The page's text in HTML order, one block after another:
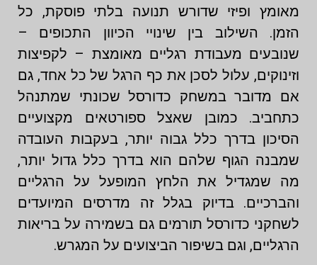
מאומץ ופיזי שדורש תנועה בלתי פוסקת, כל
הזמן. השילוב בין שינויי הכיוון התכופים –
שנובעים מעבודת רגליים מאומצת – לקפיצות
וזינוקים, עלול לסכן את כף הרגל של כל אחד, גם
אם מדובר במשחק כדורסל שכונתי שמתנהל
כתחביב. כמובן שאצל ספורטאים מקצועיים
הסיכון בדרך כלל גבוה יותר, בעקבות העובדה
שמבנה הגוף שלהם הוא בדרך כלל גדול יותר,
מה שמגדיל את הלחץ המופעל על הרגליים
והברכיים. בדיוק בגלל זה מדרסים המיועדים
לשחקני כדורסל תורמים גם בשמירה על בריאות
הרגליים, וגם בשיפור הביצועים על המגרש.